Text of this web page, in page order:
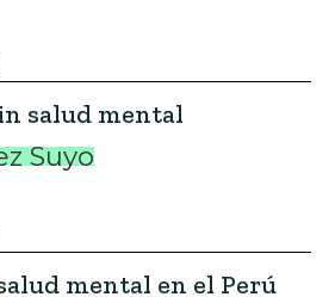
salud mental
Suyo
mental en el Perú